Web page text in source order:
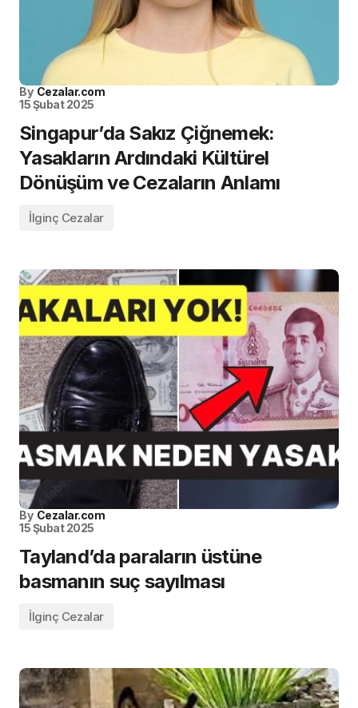
By Cezalar.com
15 Şubat 2025
Singapur’da Sakız Çiğnemek:
Yasakların Ardındaki Kültürel
Dönüşüm ve Cezaların Anlamı
İlginç Cezalar
By Cezalar.com
15 Şubat 2025
Tayland’da paraların üstüne
basmanın suç sayılması
İlginç Cezalar